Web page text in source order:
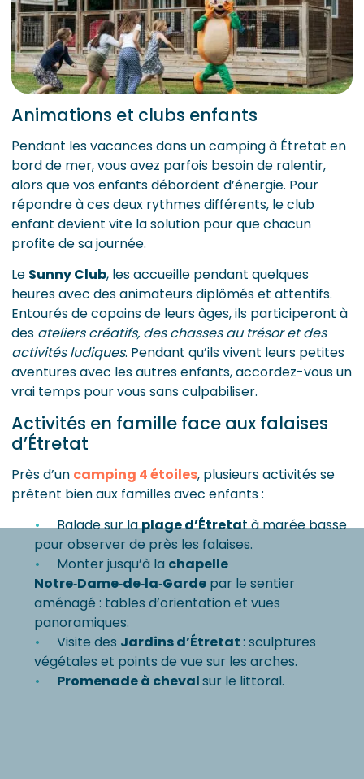
Animations et clubs enfants
Pendant les vacances dans un camping à Étretat en
bord de mer, vous avez parfois besoin de ralentir,
alors que vos enfants débordent d’énergie. Pour
répondre à ces deux rythmes différents, le club
enfant devient vite la solution pour que chacun
profite de sa journée.
Le Sunny Club, les accueille pendant quelques
heures avec des animateurs diplômés et attentifs.
Entourés de copains de leurs âges, ils participeront à
des ateliers créatifs, des chasses au trésor et des
activités ludiques. Pendant qu’ils vivent leurs petites
aventures avec les autres enfants, accordez-vous un
vrai temps pour vous sans culpabiliser.
Activités en famille face aux falaises
d’Étretat
Près d’un camping 4 étoiles, plusieurs activités se
prêtent bien aux familles avec enfants :
Balade sur laplage d’Étretat à marée basse
pour observer de près les falaises.
Monter jusqu’à la chapelle
Notre‑Dame‑de‑la‑Garde par le sentier
aménagé : tables d’orientation et vues
panoramiques.
Visite des Jardins d’Étretat: sculptures
végétales et points de vue sur les arches.
Promenade à chevalsur le littoral.